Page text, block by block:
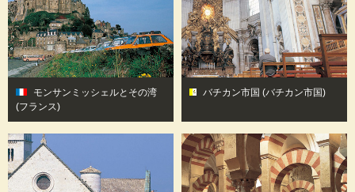
モンサンミッシェルとその湾
(フランス)
バチカン市国 (バチカン市国)